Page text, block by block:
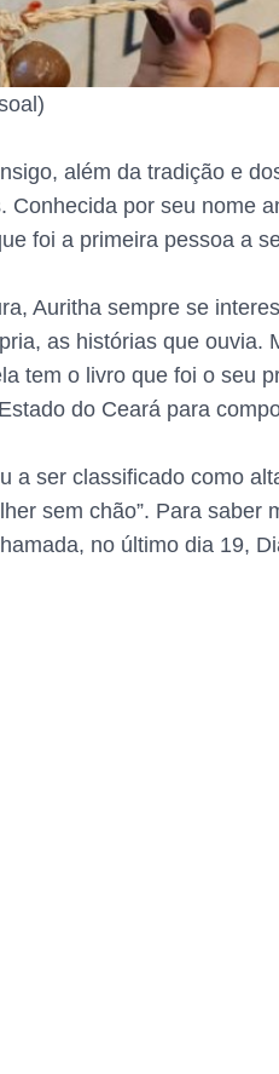
além da tradição e
por seu nome
foi a primeira pessoa a
Auritha sempre se
as histórias que ouvia.
tem o livro que foi o seu
do Ceará para
a ser classificado como
sem chão”. Para saber
no último dia 19,